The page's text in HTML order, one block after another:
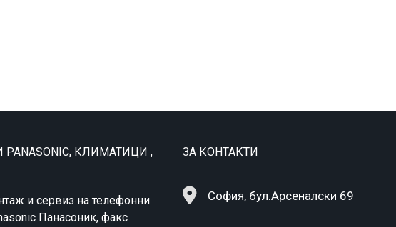
КЛИМАТИЦИ ,
и сервиз на телефонни
Панасоник, факс
ЗА КОНТАКТИ
София, бул.Арсеналски 69